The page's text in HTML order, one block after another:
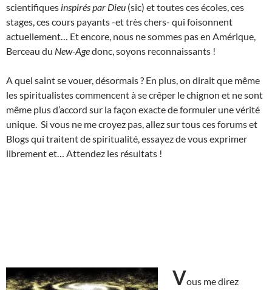
scientifiques inspirés par Dieu (sic) et toutes ces écoles, ces
stages, ces cours payants -et très chers- qui foisonnent
actuellement… Et encore, nous ne sommes pas en Amérique,
Berceau du New-Agedonc, soyons reconnaissants !
A quel saint se vouer, désormais ? En plus, on dirait que même
les spiritualistes commencent à se crêper le chignon et ne sont
même plus d’accord sur la façon exacte de formuler une vérité
unique. Si vous ne me croyez pas, allez sur tous ces forums et
Blogs qui traitent de spiritualité, essayez de vous exprimer
librement et… Attendez les résultats !
Vous me direz